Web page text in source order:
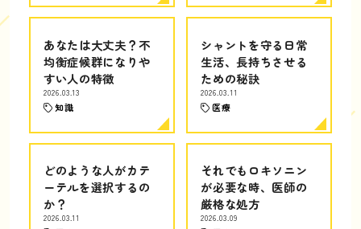
あなたは大丈夫？不
均衡症候群になりや
すい人の特徴
2026.03.13
知識
シャントを守る日常
生活、長持ちさせる
ための秘訣
2026.03.11
医療
どのような人がカテ
ーテルを選択するの
か？
2026.03.11
それでもロキソニン
が必要な時、医師の
厳格な処方
2026.03.09